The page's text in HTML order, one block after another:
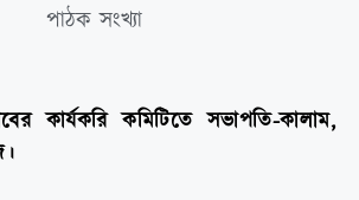
পাঠক সংখ্যা
কার্যকরি কমিটিতে সভাপতি-কালাম,